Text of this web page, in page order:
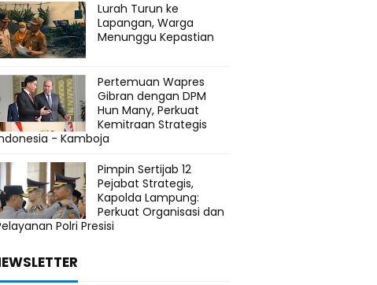
Lurah Turun ke
Lapangan, Warga
Menunggu Kepastian
Pertemuan Wapres
Gibran dengan DPM
Hun Many, Perkuat
Kemitraan Strategis
- Kamboja
Pimpin Sertijab 12
Pejabat Strategis,
Kapolda Lampung:
Perkuat Organisasi dan
Polri Presisi